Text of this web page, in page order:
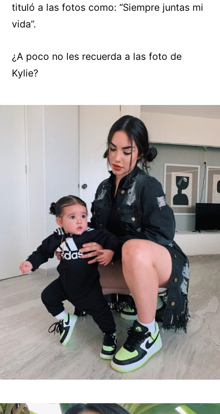
tituló a las fotos como: “Siempre juntas mi
vida”.
¿A poco no les recuerda a las foto de
Kylie?